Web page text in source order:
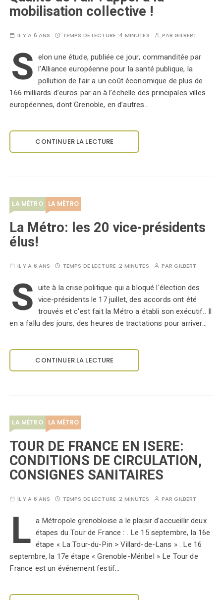
mobilisation collective !
IL Y A 6 ANS TEMPS DE LECTURE :4 MINUTES PARGILBERT
S elon une étude, publiée ce jour, commanditée par
l’Alliance européenne pour la santé publique, la
pollution de l’air a un coût économique de plus de
166 milliards d’euros par an à l’échelle des principales villes
européennes, dont Grenoble, en d’autres…
CONTINUER LA LECTURE
LA MÉTRO LA MÉTRO
La Métro: les 20 vice-présidents
élus!
IL Y A 6 ANS TEMPS DE LECTURE :2 MINUTES PARGILBERT
S uite à la crise politique qui a bloqué l'élection des
vice-présidents le 17 juillet, des accords ont été
trouvés et c'est fait la Métro a établi son exécutif.. Il
en a fallu des jours, des heures de tractations pour arriver…
CONTINUER LA LECTURE
LA MÉTRO LA MÉTRO
TOUR DE FRANCE EN ISERE:
CONDITIONS DE CIRCULATION,
CONSIGNES SANITAIRES
IL Y A 6 ANS TEMPS DE LECTURE :2 MINUTES PARGILBERT
L a Métropole grenobloise a le plaisir d'accueillir deux
étapes du Tour de France : . Le 15 septembre, la 16e
étape « La Tour-du-Pin > Villard-de-Lans » . Le 16
septembre, la 17e étape « Grenoble-Méribel » Le Tour de
France est un événement festif…